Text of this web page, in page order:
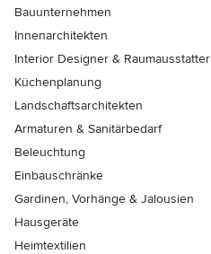
Bauunternehmen
Innenarchitekten
Interior Designer & Raumausstatter
Küchenplanung
Landschaftsarchitekten
Armaturen & Sanitärbedarf
Beleuchtung
Einbauschränke
Gardinen, Vorhänge & Jalousien
Hausgeräte
Heimtextilien